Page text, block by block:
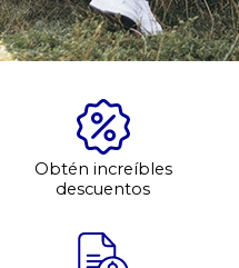
Obtén increíbles
descuentos